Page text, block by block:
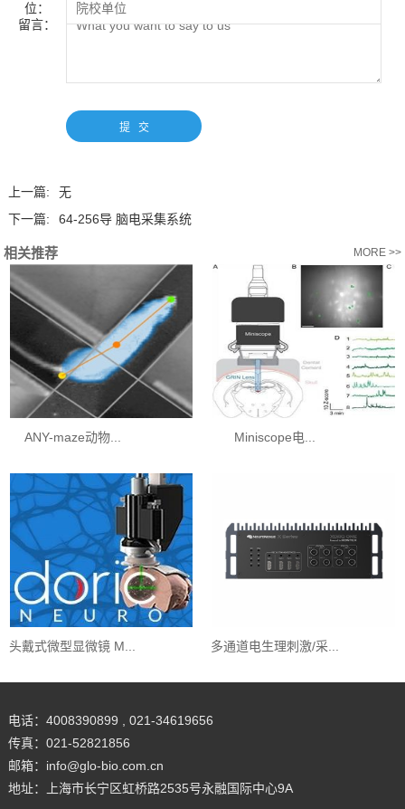
位：
留言：
上一篇:
无
下一篇:
64-256导 脑电采集系统
相关推荐 MORE >>
ANY-maze动物... Miniscope电...
头戴式微型显微镜 M... 多通道电生理刺激/采...
电话：4008390899 , 021-34619656
传真：021-52821856
邮箱：info@glo-bio.com.cn
地址：上海市长宁区虹桥路2535号永融国际中心9A